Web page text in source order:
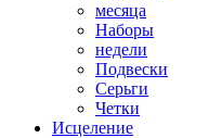
месяца
Наборы
недели
Подвески
Серьги
Четки
Исцеление